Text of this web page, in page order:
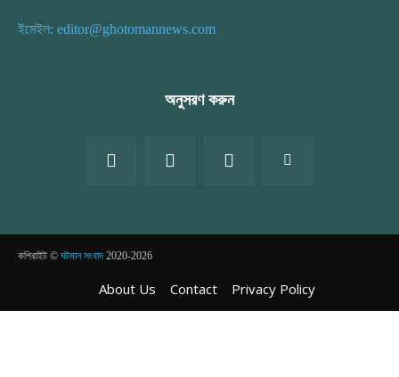
ইমেইল: editor@ghotomannews.com
অনুসরণ করুন
কপিরাইট © ঘটমান সংবাদ2020-2026
About Us Contact Privacy Policy